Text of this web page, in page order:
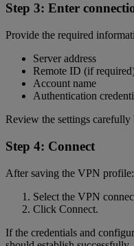
Step 3: Enter
Provide the required
Server address
Remote ID (if
Account name
Authentication
Review the settings
Step 4: Connect
After saving the VPN profile:
Select the VPN
Click Connect.
If the credentials and